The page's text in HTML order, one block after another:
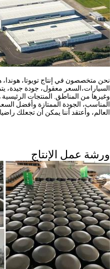
نحن متخصصون في إنتاج تويوتا، هوندا،
السيارات،السعر معقول، جودة جيدة، يتم
وغيرها من المناطق. المنتجات الرئيسية
المناسب، الجودة الممتازة وأفضل
العالم، وأعتقد أننا يمكن أن تجعلك
ورشة عمل الإنتاج